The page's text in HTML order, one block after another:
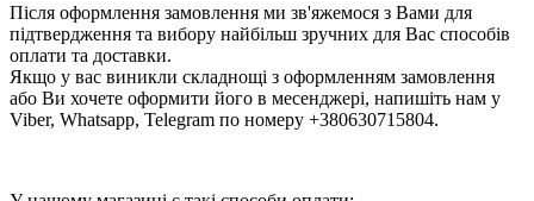
Після оформлення замовлення ми зв'яжемося з Вами для
підтвердження та вибору найбільш зручних для Вас способів
оплати та доставки.
Якщо у вас виникли складнощі з оформленням замовлення
або Ви хочете оформити його в месенджері, напишіть нам у
Viber, Whatsapp, Telegram по номеру +380630715804.